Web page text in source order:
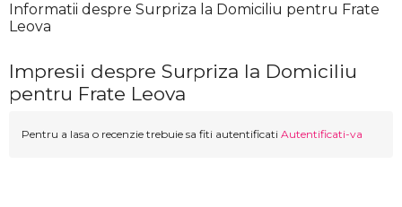
Informatii despre Surpriza la Domiciliu pentru Frate
Leova
Impresii despre Surpriza la Domiciliu
pentru Frate Leova
Pentru a lasa o recenzie trebuie sa fiti autentificati Autentificati-va